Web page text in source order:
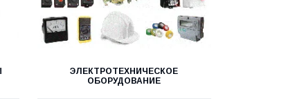
ЭЛЕКТРОТЕХНИЧЕСКОЕ
ОБОРУДОВАНИЕ